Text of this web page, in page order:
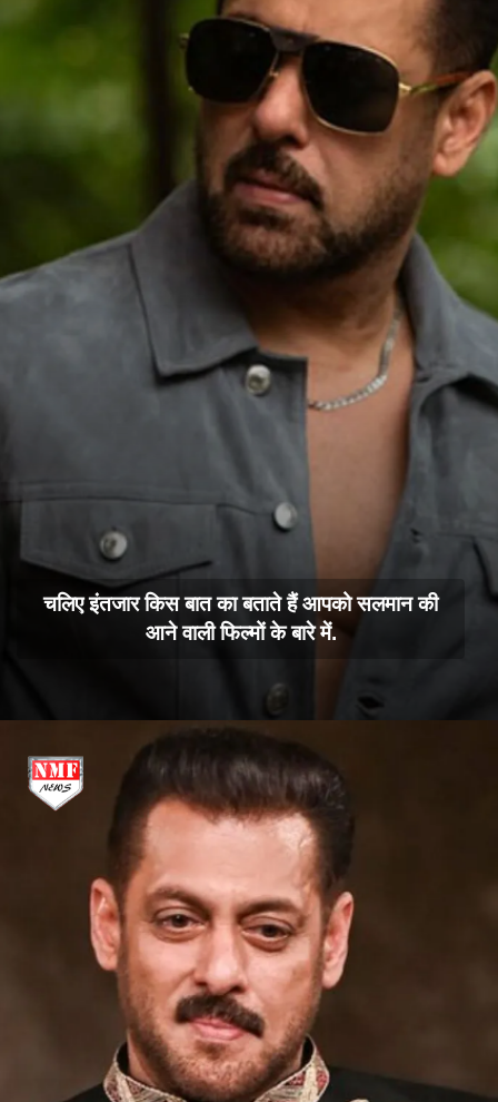
चलिए इंतजार किस बात का बताते हैं आपको सलमान की
आने वाली फिल्मों के बारे में.